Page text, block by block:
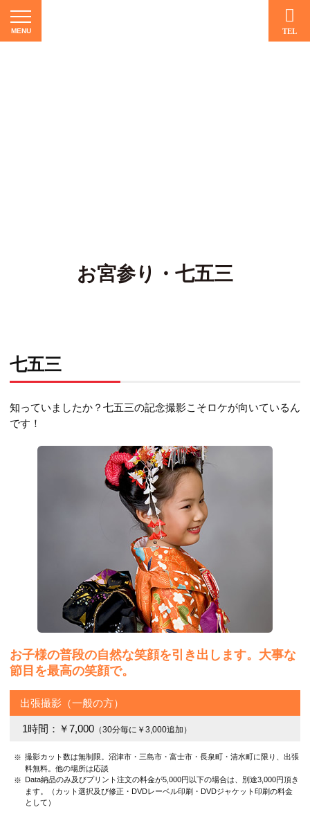
お宮参り・七五三
七五三
知っていましたか？ 七五三の記念撮影こそロケが向いているん
です！
お子様の普段の自然な笑顔を引き出します。 大事な
節目を最高の笑顔で。
出張撮影（一般の方）
1時間：￥7,000 （30分毎に￥3,000追加）
撮影カット数は無制限。沼津市・三島市・富士市・長泉町・清水町に限り、出張
料無料。他の場所は応談
Data納品のみ及びプリント注文の料金が5,000円以下の場合は、別途3,000円頂き
ます。（カット選択及び修正・DVDレーベル印刷・DVDジャケット印刷の料金
として）